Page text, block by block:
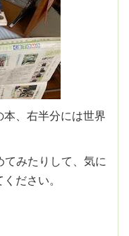
、右半分には世界
みたりして、気に
ださい。